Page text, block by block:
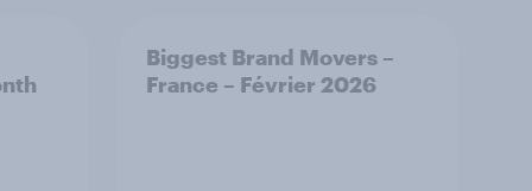
Biggest Brand Movers –
France – Février 2026